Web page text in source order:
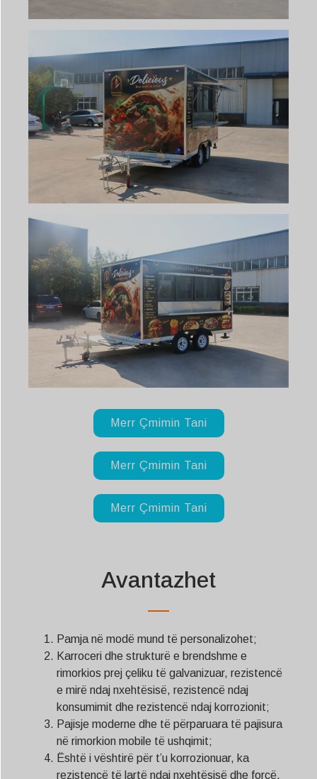
Merr Çmimin Tani
Merr Çmimin Tani
Merr Çmimin Tani
Avantazhet
Pamja në modë mund të personalizohet;
Karroceri dhe strukturë e brendshme e
rimorkios prej çeliku të galvanizuar, rezistencë
e mirë ndaj nxehtësisë, rezistencë ndaj
konsumimit dhe rezistencë ndaj korrozionit;
Pajisje moderne dhe të përparuara të pajisura
në rimorkion mobile të ushqimit;
Është i vështirë për t’u korrozionuar, ka
rezistencë të lartë ndaj nxehtësisë dhe forcë,